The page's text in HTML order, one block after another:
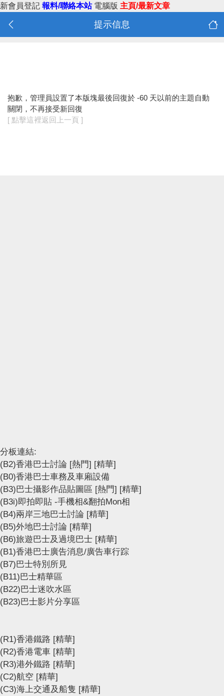
新會員登記 報料/聯絡本站 電腦版 主頁/最新文章
提示信息
抱歉，管理員設置了本版塊最後回復於 -60 天以前的主題自動
關閉，不再接受新回復
[ 點擊這裡返回上一頁 ]
分板連結:
(B2)香港巴士討論 [熱門] [精華]
(B0)香港巴士車務及車廂設備
(B3)巴士攝影作品貼圖區 [熱門] [精華]
(B3i)即拍即貼 -手機相&翻拍Mon相
(B4)兩岸三地巴士討論 [精華]
(B5)外地巴士討論 [精華]
(B6)旅遊巴士及過境巴士 [精華]
(B1)香港巴士廣告消息/廣告車行踪
(B7)巴士特別所見
(B11)巴士精華區
(B22)巴士迷吹水區
(B23)巴士影片分享區
(R1)香港鐵路 [精華]
(R2)香港電車 [精華]
(R3)港外鐵路 [精華]
(C2)航空 [精華]
(C3)海上交通及船隻 [精華]